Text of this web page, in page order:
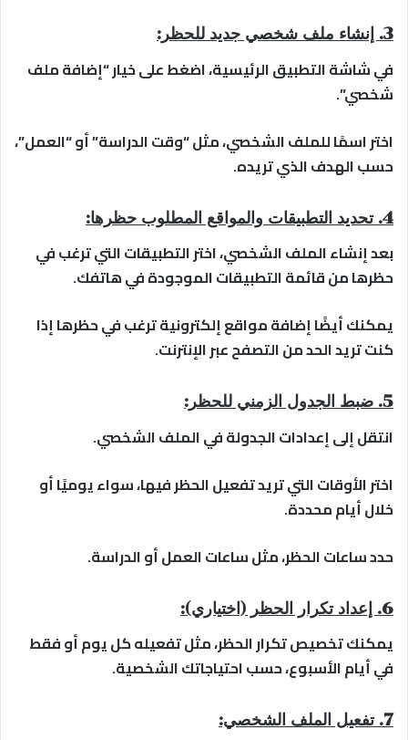
3. إنشاء ملف شخصي جديد للحظر:
في شاشة التطبيق الرئيسية، اضغط على خيار “إضافة ملف
شخصي”.
اختر اسمًا للملف الشخصي، مثل “وقت الدراسة” أو “العمل”،
حسب الهدف الذي تريده.
4. تحديد التطبيقات والمواقع المطلوب حظرها:
بعد إنشاء الملف الشخصي، اختر التطبيقات التي ترغب في
حظرها من قائمة التطبيقات الموجودة في هاتفك.
يمكنك أيضًا إضافة مواقع إلكترونية ترغب في حظرها إذا
كنت تريد الحد من التصفح عبر الإنترنت.
5. ضبط الجدول الزمني للحظر:
انتقل إلى إعدادات الجدولة في الملف الشخصي.
اختر الأوقات التي تريد تفعيل الحظر فيها، سواء يوميًا أو
خلال أيام محددة.
حدد ساعات الحظر، مثل ساعات العمل أو الدراسة.
6. إعداد تكرار الحظر (اختياري):
يمكنك تخصيص تكرار الحظر، مثل تفعيله كل يوم أو فقط
في أيام الأسبوع، حسب احتياجاتك الشخصية.
7. تفعيل الملف الشخصي: